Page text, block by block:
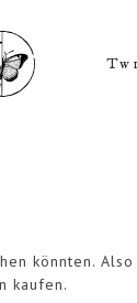
könnten.
kaufen.